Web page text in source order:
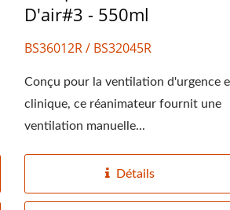
D'air#3 - 550ml
BS36012R / BS32045R
Conçu pour la ventilation d'urgence
clinique, ce réanimateur fournit une
ventilation manuelle...
Détails